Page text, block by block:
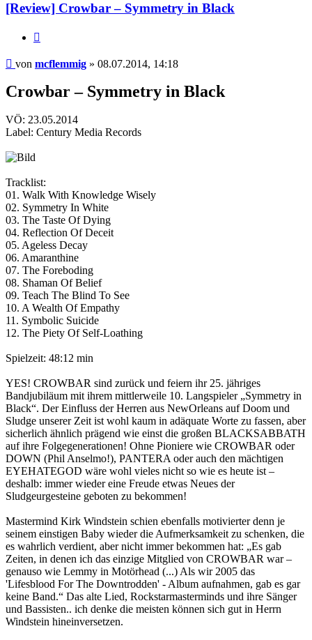
[Review] Crowbar – Symmetry in Black
Beitrag
von mcflemmig » 08.07.2014, 14:18
Crowbar – Symmetry in Black
VÖ: 23.05.2014
Label: Century Media Records
Tracklist:
01. Walk With Knowledge Wisely
02. Symmetry In White
03. The Taste Of Dying
04. Reflection Of Deceit
05. Ageless Decay
06. Amaranthine
07. The Foreboding
08. Shaman Of Belief
09. Teach The Blind To See
10. A Wealth Of Empathy
11. Symbolic Suicide
12. The Piety Of Self-Loathing
Spielzeit: 48:12 min
YES! CROWBAR sind zurück und feiern ihr 25. jähriges
Bandjubiläum mit ihrem mittlerweile 10. Langspieler „Symmetry in
Black“. Der Einfluss der Herren aus NewOrleans auf Doom und
Sludge unserer Zeit ist wohl kaum in adäquate Worte zu fassen, aber
sicherlich ähnlich prägend wie einst die großen BLACKSABBATH
auf ihre Folgegenerationen! Ohne Pioniere wie CROWBAR oder
DOWN (Phil Anselmo!), PANTERA oder auch den mächtigen
EYEHATEGOD wäre wohl vieles nicht so wie es heute ist –
deshalb: immer wieder eine Freude etwas Neues der
Sludgeurgesteine geboten zu bekommen!
Mastermind Kirk Windstein schien ebenfalls motivierter denn je
seinem einstigen Baby wieder die Aufmerksamkeit zu schenken, die
es wahrlich verdient, aber nicht immer bekommen hat: „Es gab
Zeiten, in denen ich das einzige Mitglied von CROWBAR war –
genauso wie Lemmy in Motörhead (...) Als wir 2005 das
'Lifesblood For The Downtrodden' - Album aufnahmen, gab es gar
keine Band.“ Das alte Lied, Rockstarmasterminds und ihre Sänger
und Bassisten.. ich denke die meisten können sich gut in Herrn
Windstein hineinversetzen.